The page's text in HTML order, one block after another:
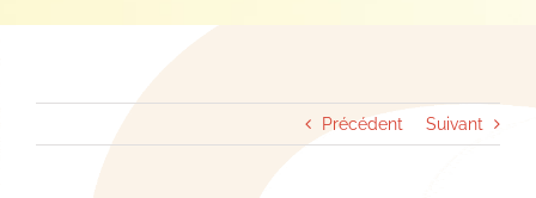
Précédent Suivant